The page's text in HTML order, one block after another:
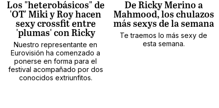
Los "heterobásicos" de
'OT' Miki y Roy hacen
sexy crossfit entre
'plumas' con Ricky
Nuestro representante en
Eurovisión ha comenzado a
ponerse en forma para el
festival acompañado por dos
conocidos extriunfitos.
De Ricky Merino a
Mahmood, los chulazos
más sexys de la semana
Te traemos lo más sexy de
esta semana.